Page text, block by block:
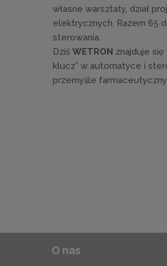
własne warsztaty, dział
elektrycznych. Razem 65
sterowania.
Dziś WETRON znajduje
klucz” w automatyce i
przemyśle
O nas